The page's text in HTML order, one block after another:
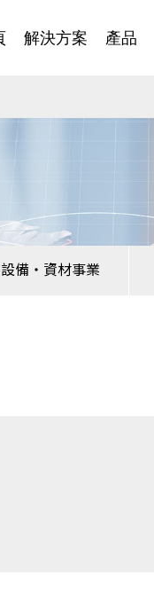
解決方案 產品
備・資材事業